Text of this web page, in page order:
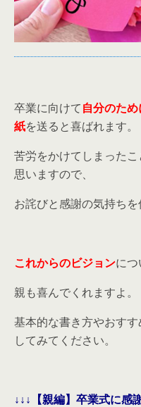
卒業に向けて自分のた
紙を送ると喜ばれます。
苦労をかけてしまった
思いますので、
お詫びと感謝の気持ちを
これからのビジョンにつ
親も喜んでくれますよ。
基本的な書き方やおす
してみてください。
↓↓↓【親編】卒業式に感